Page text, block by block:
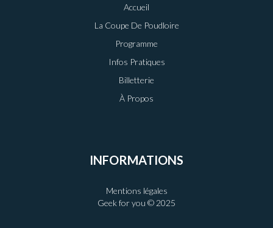
Accueil
La Coupe De Poudloire
Programme
Infos Pratiques
Billetterie
À Propos
INFORMATIONS
Mentions légales
Geek for you © 2025